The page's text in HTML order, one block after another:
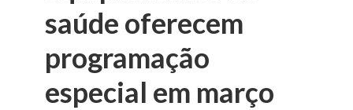
saúde oferecem
programação
especial em março